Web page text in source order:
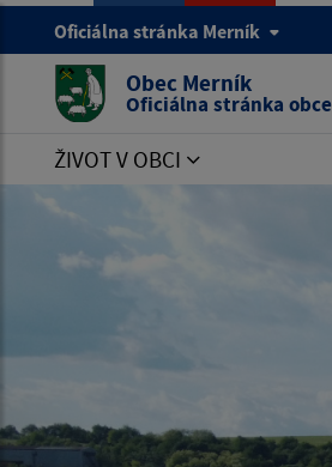
Oficiálna stránka Merník
Obec Merník
Oficiálna stránka obce
ŽIVOT V OBCI